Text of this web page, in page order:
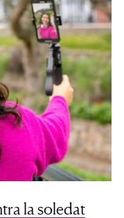
la soledat